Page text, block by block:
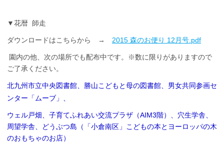
▼花暦 師走
ダウンロードはこちらから → 2015 森のお便り 12月号.pdf
園内の他、次の場所でも配布中です。※数に限りがありますので
ご了承ください。
北九州市立中央図書館、勝山こどもと母の図書館、男女共同参画セ
ンター「ムーブ」、
ウェル戸畑、子育てふれあい交流プラザ（AIM3階）、穴生学舎、
周望学舎、どうぶつ島（「小倉南区」こどもの本とヨーロッパの木
のおもちゃのお店）